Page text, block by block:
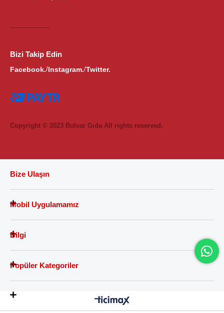
Bizi Takip Edin
Facebook./Instagram./Twitter.
Copyright © 2023 Bulvar Gıda All rights reserved.
Bize Ulaşın
Mobil Uygulamamız
Bilgi
Popüler Kategoriler